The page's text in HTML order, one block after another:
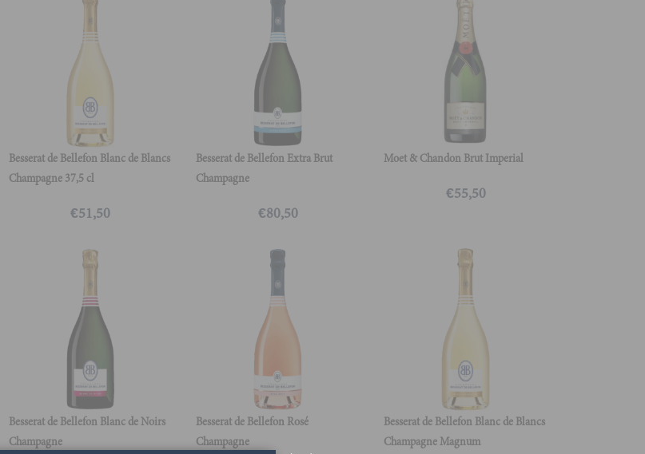
Besserat de Bellefon Blanc de Blancs
Champagne 37,5 cl
€51,50
Besserat de Bellefon Extra Brut
Champagne
€80,50
Moet & Chandon Brut Imperial
€55,50
Besserat de Bellefon Blanc de Noirs
Champagne
Besserat de Bellefon Rosé
Champagne
Besserat de Bellefon Blanc de Blancs
Champagne Magnum